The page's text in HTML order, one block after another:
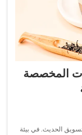
المخصصة
الحديث. في بيئة